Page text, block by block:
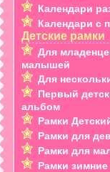
Календари
Календари с
Детские рамки
Для
малышей
Для
Первый
альбом
Рамки
Рамки для
Рамки для
Рамки зимние